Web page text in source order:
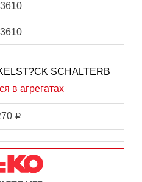
SCHALTERB
в агрегатах
i